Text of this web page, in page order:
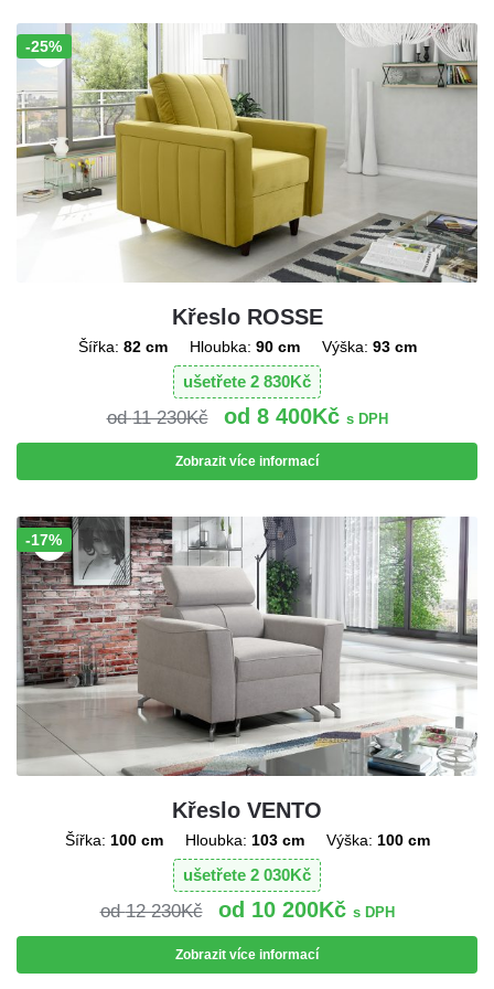
Sleva!
-25%
Křeslo ROSSE
Šířka: 82 cm Hloubka: 90 cm Výška: 93 cm
ušetřete 2 830Kč
11 230Kč 8 400Kč s DPH
Zobrazit více informací
Sleva!
-17%
Křeslo VENTO
Šířka: 100 cm Hloubka: 103 cm Výška: 100 cm
ušetřete 2 030Kč
12 230Kč 10 200Kč s DPH
Zobrazit více informací